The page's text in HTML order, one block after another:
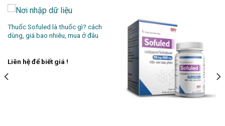
Thuốc Sofuled là thuốc gì? cách
dùng, giá bao nhiêu, mua ở đâu
Liên hệ để biết giá !